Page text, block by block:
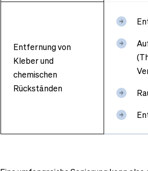
Entfernung von
Kleber und
chemischen
Rückständen